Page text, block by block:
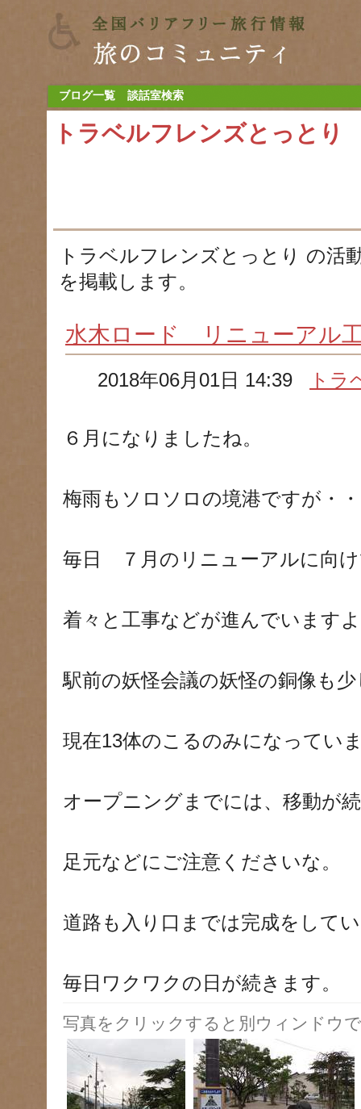
ブログ一覧 談話室検索
トラベルフレンズとっとり
トラベルフレンズとっとり の活
を掲載します。
水木ロード リニューアル
2018年06月01日 14:39 トラ
６月になりましたね。
梅雨もソロソロの境港ですが・
毎日 ７月のリニューアルに向
着々と工事などが進んでいます
駅前の妖怪会議の妖怪の銅像も
現在13体のこるのみになってい
オープニングまでには、移動が
足元などにご注意くださいな。
道路も入り口までは完成をして
毎日ワクワクの日が続きます。
写真をクリックすると別ウィンドウ